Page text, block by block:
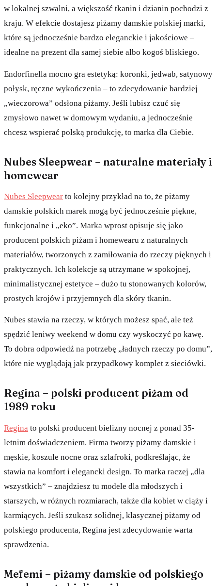
w lokalnej szwalni, a większość tkanin i dzianin pochodzi z
kraju. W efekcie dostajesz piżamy damskie polskiej marki,
które są jednocześnie bardzo eleganckie i jakościowe –
idealne na prezent dla samej siebie albo kogoś bliskiego.
Endorfinella mocno gra estetyką: koronki, jedwab, satynowy
połysk, ręczne wykończenia – to zdecydowanie bardziej
„wieczorowa” odsłona piżamy. Jeśli lubisz czuć się
zmysłowo nawet w domowym wydaniu, a jednocześnie
chcesz wspierać polską produkcję, to marka dla Ciebie.
Nubes Sleepwear – naturalne materiały i
homewear
Nubes Sleepwear to kolejny przykład na to, że piżamy
damskie polskich marek mogą być jednocześnie piękne,
funkcjonalne i „eko”. Marka wprost opisuje się jako
producent polskich piżam i homewearu z naturalnych
materiałów, tworzonych z zamiłowania do rzeczy pięknych i
praktycznych. Ich kolekcje są utrzymane w spokojnej,
minimalistycznej estetyce – dużo tu stonowanych kolorów,
prostych krojów i przyjemnych dla skóry tkanin.
Nubes stawia na rzeczy, w których możesz spać, ale też
spędzić leniwy weekend w domu czy wyskoczyć po kawę.
To dobra odpowiedź na potrzebę „ładnych rzeczy po domu”,
które nie wyglądają jak przypadkowy komplet z sieciówki.
Regina – polski producent piżam od
1989 roku
Regina to polski producent bielizny nocnej z ponad 35-
letnim doświadczeniem. Firma tworzy piżamy damskie i
męskie, koszule nocne oraz szlafroki, podkreślając, że
stawia na komfort i elegancki design. To marka raczej „dla
wszystkich” – znajdziesz tu modele dla młodszych i
starszych, w różnych rozmiarach, także dla kobiet w ciąży i
karmiących. Jeśli szukasz solidnej, klasycznej piżamy od
polskiego producenta, Regina jest zdecydowanie warta
sprawdzenia.
Mefemi – piżamy damskie od polskiego